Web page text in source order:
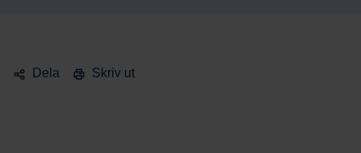
Dela Skriv ut